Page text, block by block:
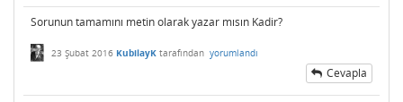
Sorunun tamamını metin olarak yazar mısın Kadir?
23 Şubat 2016 KubilayK tarafından yorumlandı
Cevapla